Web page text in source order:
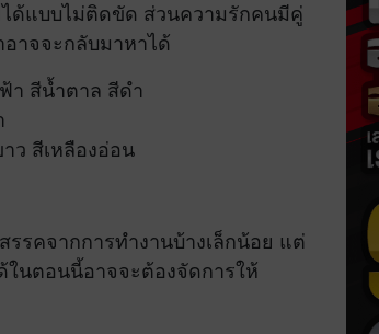
ได้แบบไม่ติดขัด ส่วนความรักคนมีคู่
าจจะกลับมาหาได้
า สีน้ำตาล สีดำ
ว สีเหลืองอ่อน
รคจากการทำงานบ้างเล็กน้อย แต่
ในตอนนี้อาจจะต้องจัดการให้